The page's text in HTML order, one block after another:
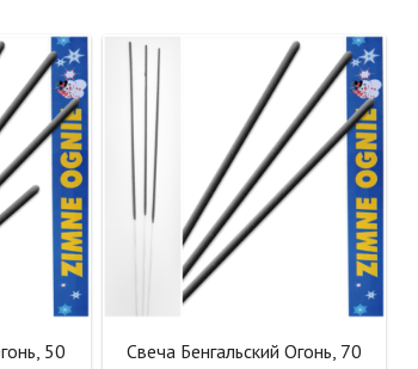
50
Свеча Бенгальский Огонь, 70